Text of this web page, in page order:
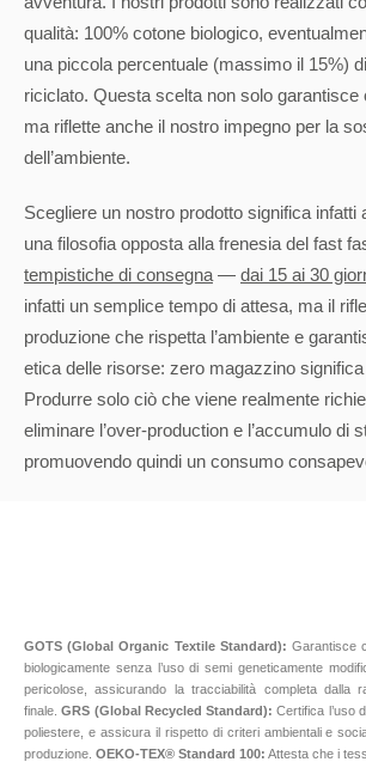
qualità: 100% cotone biologico,
una piccola percentuale (massimo il 15%)
riciclato. Questa scelta non solo garantisce
ma riflette anche il nostro impegno per la
dell’ambiente.
Scegliere un nostro prodotto significa infatti
una filosofia opposta alla frenesia del fast
tempistiche di consegna — dai 15 ai 30
infatti un semplice tempo di attesa, ma il
produzione che rispetta l’ambiente e
etica delle risorse: zero magazzino
Produrre solo ciò che viene realmente
eliminare l’over-production e l’accumulo di
promuovendo quindi un consumo
GOTS (Global Organic Textile Standard): Garantisce
biologicamente senza l’uso di semi geneticamente
pericolose, assicurando la tracciabilità completa dalla
finale.GRS (Global Recycled Standard): Certifica l’uso
poliestere, e assicura il rispetto di criteri ambientali e
produzione. OEKO-TEX® Standard 100: Attesta che i